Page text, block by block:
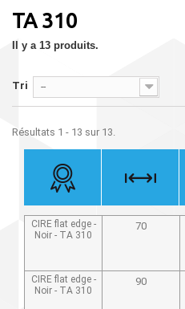
TA 310
Il y a 13 produits.
Tri --
Résultats 1 - 13 sur 13.
CIRE flat edge -
Noir - TA 310
70
CIRE flat edge -
Noir - TA 310
90